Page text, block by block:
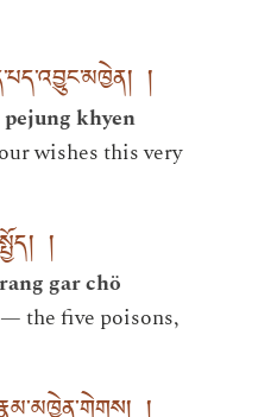
།
khyen
wishes this very
།
gar chö
the five poisons,